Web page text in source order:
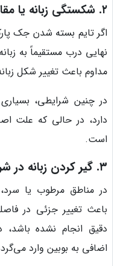
۲. شکستگی زبانه یا مقابل‌زنه
اگر تایم بسته شدن جک
نهایی درب مستقیماً به
مداوم باعث تغییر شکل
در چنین شرایطی،
دارد، در حالی که علت
است.
۳. گیر کردن زبانه در شرایط آب‌وهوایی مختلف
در مناطق مرطوب یا
باعث تغییر جزئی در
دقیق انجام نشده
اضافی به بوبین وارد